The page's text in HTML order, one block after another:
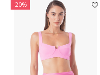
-20%